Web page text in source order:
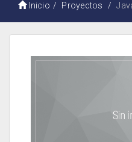
Inicio Proyectos